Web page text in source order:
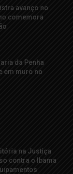
avanço no
comemora
da Penha
em muro no
na Justiça
contra o Ibama